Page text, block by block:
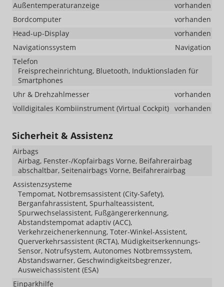
Außentemperaturanzeige
vorhanden
Bordcomputer
vorhanden
Head-up-Display
vorhanden
Navigationssystem
Navigation
Telefon
Freisprecheinrichtung, Bluetooth, Induktionsladen für
Smartphones
Uhr & Drehzahlmesser
vorhanden
Volldigitales Kombiinstrument (Virtual Cockpit) vorhanden
Sicherheit & Assistenz
Airbags
Airbag, Fenster-/Kopfairbags Vorne, Beifahrerairbag
abschaltbar, Seitenairbags Vorne, Beifahrerairbag
Assistenzsysteme
Tempomat, Notbremsassistent (City-Safety),
Berganfahrassistent, Spurhalteassistent,
Spurwechselassistent, Fußgängererkennung,
Abstandstempomat adaptiv (ACC),
Verkehrzeichenerkennung, Toter-Winkel-Assistent,
Querverkehrsassistent (RCTA), Müdigkeitserkennungs-
Sensor, Notrufsystem, Autonomes Notbremssystem,
Abstandswarner, Geschwindigkeitsbegrenzer,
Ausweichassistent (ESA)
Einparkhilfe